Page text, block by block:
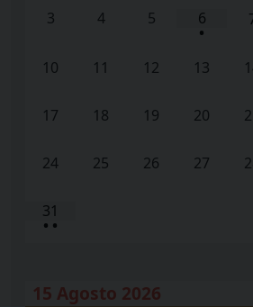
3 4 5 6
•
10 11 12 13
17 18 19 20
24 25 26 27
31
• •
15 Agosto 2026